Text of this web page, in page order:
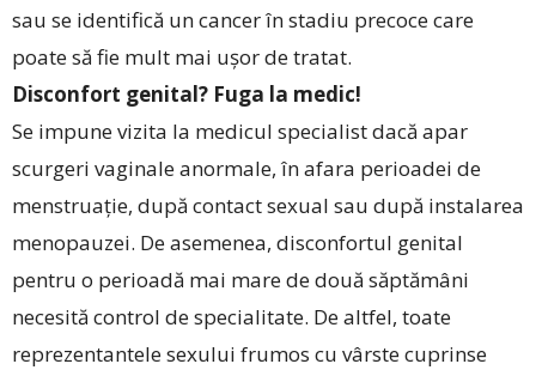
sau se identifică un cancer în stadiu precoce care
poate să fie mult mai ușor de tratat.
Disconfort genital? Fuga la medic!
Se impune vizita la medicul specialist dacă apar
scurgeri vaginale anormale, în afara perioadei de
menstruație, după contact sexual sau după instalarea
menopauzei. De asemenea, disconfortul genital
pentru o perioadă mai mare de două săptămâni
necesită control de specialitate. De alt­fel, toate
reprezentantele sexului frumos cu vârste cuprinse